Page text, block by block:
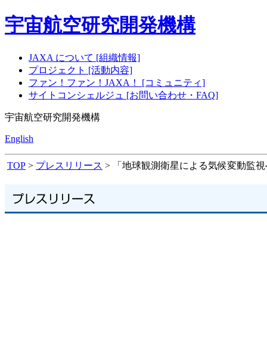
宇宙航空研究開発機構
JAXA について [組織情報]
プロジェクト [活動内容]
ファン！ファン！JAXA！ [コミュニティ]
サイトコンシェルジュ [お問い合わせ・FAQ]
宇宙航空研究開発機構
English
TOP > プレスリリース > 「地球観測衛星による気候変動監